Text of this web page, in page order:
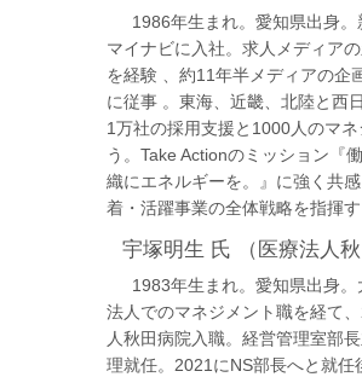
1986年生まれ。愛知県出身。
マイナビに入社。求人メディア
を経験 、約11年半メディアの企
に従事 。東海、近畿、北陸と西
1万社の採用支援と1000人のマ
う。Take Actionのミッション『
織にエネルギーを。』に強く共
着・活躍事業の全体戦略を指揮
宇塚明生 氏 （医療法人秋
1983年生まれ。愛知県出身。
法人でのマネジメント職を経て
人秋田病院入職。経営管理室部
理就任。2021にNS部長へと就任